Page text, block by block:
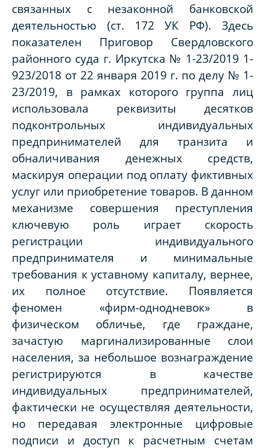
связанных с незаконной банковской
деятельностью (ст. 172 УК РФ). Здесь
показателен Приговор Свердловского
районного суда г. Иркутска № 1-23/2019 1-
923/2018 от 22 января 2019 г. по делу № 1-
23/2019, в рамках которого группа лиц
использовала реквизиты десятков
подконтрольных индивидуальных
предпринимателей для транзита и
обналичивания денежных средств,
маскируя операции под оплату фиктивных
услуг или приобретение товаров. В данном
механизме совершения преступления
ключевую роль играет скорость
регистрации индивидуального
предпринимателя и минимальные
требования к уставному капиталу, вернее,
их полное отсутствие. Появляется
феномен «фирм-однодневок» в
физическом обличье, где граждане,
зачастую маргинализированные слои
населения, за небольшое вознаграждение
регистрируются в качестве
индивидуальных предпринимателей,
фактически не осуществляя деятельности,
но передавая электронные цифровые
подписи и доступ к расчетным счетам